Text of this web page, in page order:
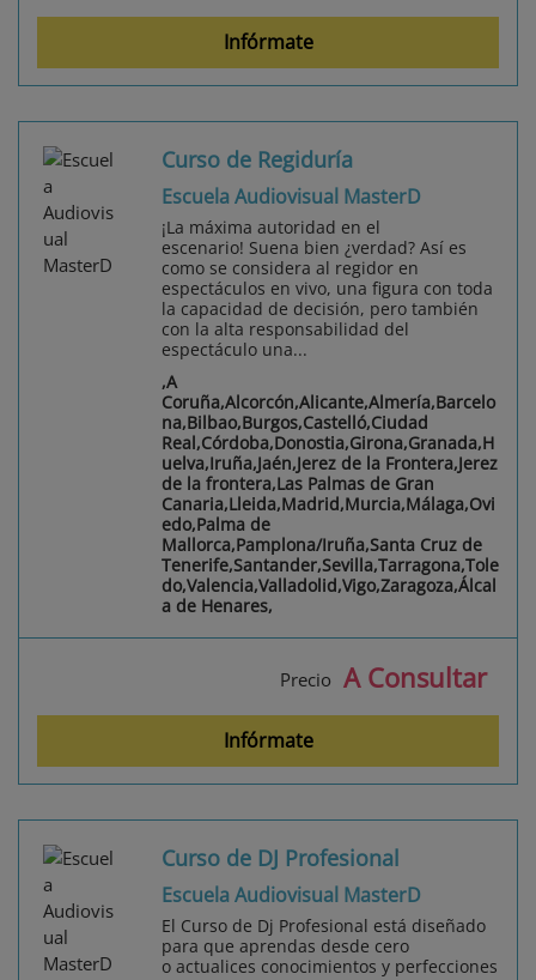
Infórmate
Curso de Regiduría
Escuela Audiovisual MasterD
¡La máxima autoridad en el
escenario! Suena bien ¿verdad? Así es
como se considera al regidor en
espectáculos en vivo, una figura con toda
la capacidad de decisión, pero también
con la alta responsabilidad del
espectáculo una...
,A
Coruña,Alcorcón,Alicante,Almería,Barcelo
na,Bilbao,Burgos,Castelló,Ciudad
Real,Córdoba,Donostia,Girona,Granada,H
uelva,Iruña,Jaén,Jerez de la Frontera,Jerez
de la frontera,Las Palmas de Gran
Canaria,Lleida,Madrid,Murcia,Málaga,Ovi
edo,Palma de
Mallorca,Pamplona/Iruña,Santa Cruz de
Tenerife,Santander,Sevilla,Tarragona,Tole
do,Valencia,Valladolid,Vigo,Zaragoza,Álcal
a de Henares,
Precio A Consultar
Infórmate
Curso de DJ Profesional
Escuela Audiovisual MasterD
El Curso de Dj Profesional está diseñado
para que aprendas desde cero
o actualices conocimientos y perfecciones